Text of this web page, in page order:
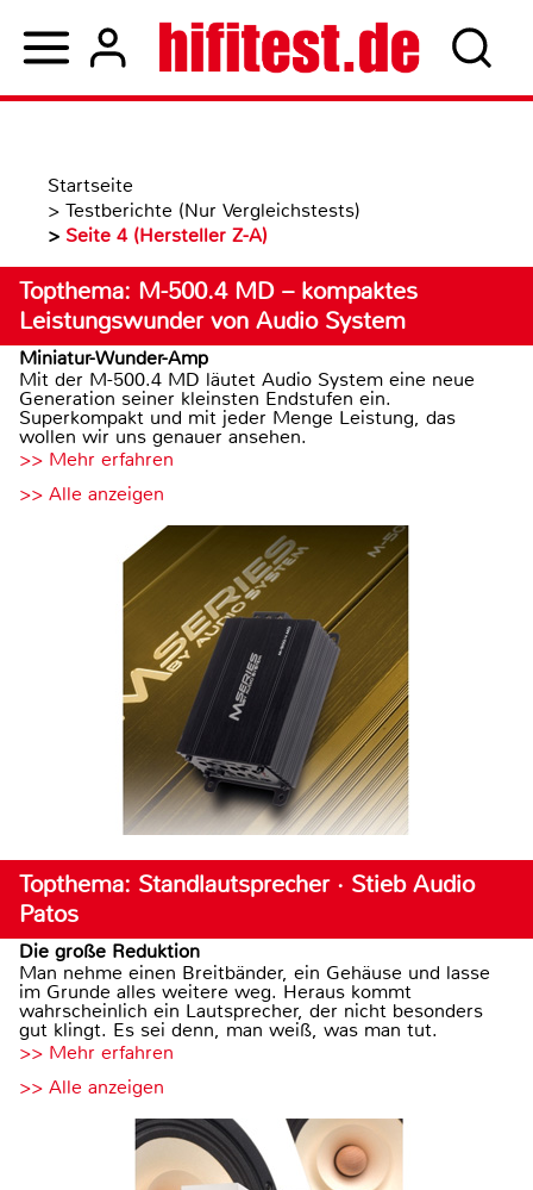
Startseite
> Testberichte (Nur Vergleichstests)
>
Seite 4 (Hersteller Z-A)
Topthema: M-500.4 MD – kompaktes
Leistungswunder von Audio System
Miniatur-Wunder-Amp
Mit der M-500.4 MD läutet Audio System eine neue
Generation seiner kleinsten Endstufen ein.
Superkompakt und mit jeder Menge Leistung, das
wollen wir uns genauer ansehen.
>> Mehr erfahren
>> Alle anzeigen
Topthema: Standlautsprecher · Stieb Audio
Patos
Die große Reduktion
Man nehme einen Breitbänder, ein Gehäuse und lasse
im Grunde alles weitere weg. Heraus kommt
wahrscheinlich ein Lautsprecher, der nicht besonders
gut klingt. Es sei denn, man weiß, was man tut.
>> Mehr erfahren
>> Alle anzeigen